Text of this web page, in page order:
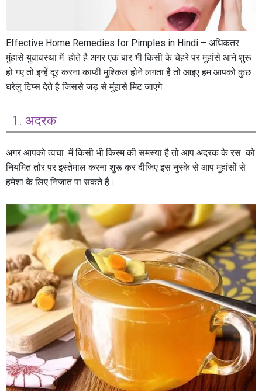
Effective Home Remedies for Pimples in Hindi – अधिकतर
मुंहासे युवावस्था में होते है अगर एक बार भी किसी के चेहरे पर मुहांसे आने शुरू
हो गए तो इन्हें दूर करना काफी मुश्किल होने लगता है तो आइए हम आपको कुछ
घरेलु टिप्स देते है जिससे जड़ से मुंहासे मिट जाएगे
1. अदरक
अगर आपको त्वचा में किसी भी किस्म की समस्या है तो आप अदरक के रस को
नियमित तौर पर इस्तेमाल करना शुरू कर दीजिए इस नुस्के से आप मुहांसों से
हमेशा के लिए निजात पा सकते हैं।